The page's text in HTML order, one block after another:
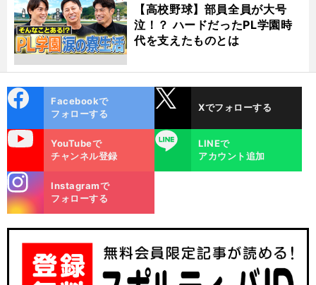
【高校野球】部員全員が大号
泣！？ ハードだったPL学園時
代を支えたものとは
動画
ok
Facebookで
フォローする
Xでフォローする
YouTubeで
チャンネル登録
LINE
LINEで
アカウント追加
m
Instagramで
フォローする